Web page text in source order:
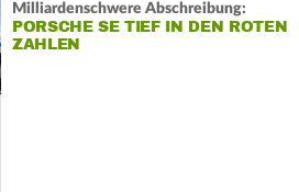
Milliardenschwere Abschreibung:
PORSCHE SE TIEF IN DEN ROTEN
ZAHLEN